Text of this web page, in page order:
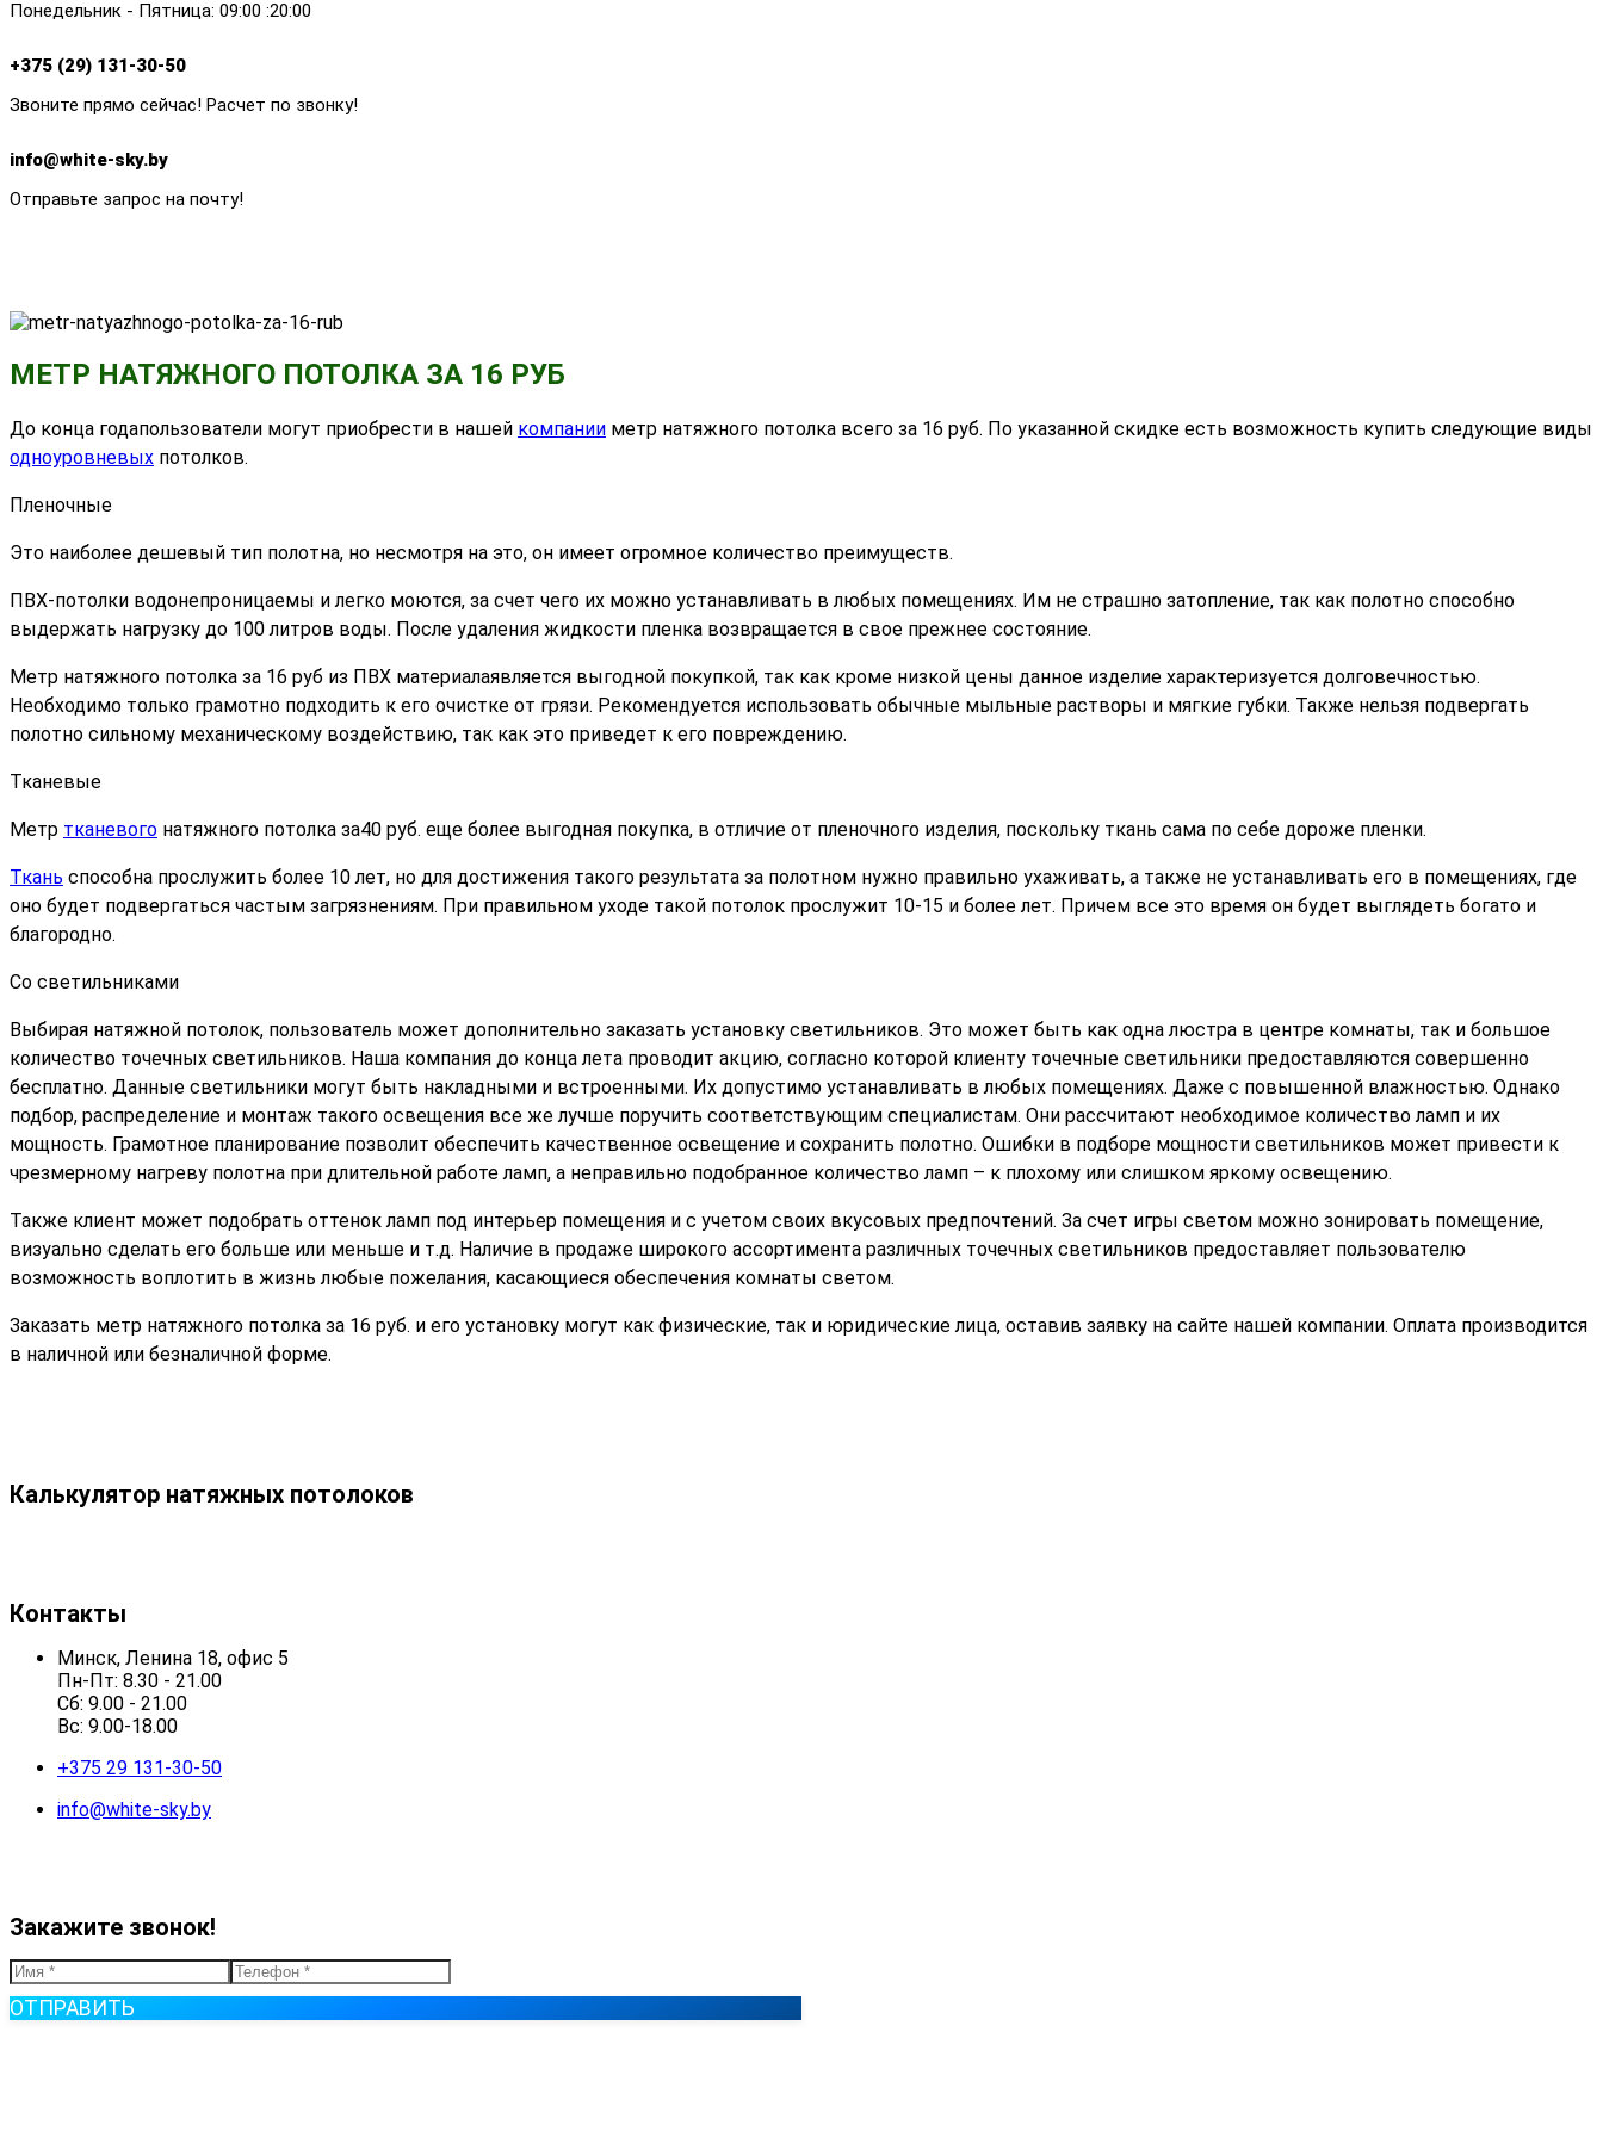
Понедельник - Пятница: 09:00 :20:00
+375 (29) 131-30-50
Звоните прямо сейчас! Расчет по звонку!
info@white-sky.by
Отправьте запрос на почту!
МЕТР НАТЯЖНОГО ПОТОЛКА ЗА 16 РУБ
До конца годапользователи могут приобрести в нашей компании метр натяжного потолка всего за 16 руб. По указанной скидке есть возможность купить следующие виды
одноуровневых потолков.
Пленочные
Это наиболее дешевый тип полотна, но несмотря на это, он имеет огромное количество преимуществ.
ПВХ-потолки водонепроницаемы и легко моются, за счет чего их можно устанавливать в любых помещениях. Им не страшно затопление, так как полотно способно
выдержать нагрузку до 100 литров воды. После удаления жидкости пленка возвращается в свое прежнее состояние.
Метр натяжного потолка за 16 руб из ПВХ материалаявляется выгодной покупкой, так как кроме низкой цены данное изделие характеризуется долговечностью.
Необходимо только грамотно подходить к его очистке от грязи. Рекомендуется использовать обычные мыльные растворы и мягкие губки. Также нельзя подвергать
полотно сильному механическому воздействию, так как это приведет к его повреждению.
Тканевые
Метр тканевого натяжного потолка за40 руб. еще более выгодная покупка, в отличие от пленочного изделия, поскольку ткань сама по себе дороже пленки.
Ткань способна прослужить более 10 лет, но для достижения такого результата за полотном нужно правильно ухаживать, а также не устанавливать его в помещениях, где
оно будет подвергаться частым загрязнениям. При правильном уходе такой потолок прослужит 10-15 и более лет. Причем все это время он будет выглядеть богато и
благородно.
Со светильниками
Выбирая натяжной потолок, пользователь может дополнительно заказать установку светильников. Это может быть как одна люстра в центре комнаты, так и большое
количество точечных светильников. Наша компания до конца лета проводит акцию, согласно которой клиенту точечные светильники предоставляются совершенно
бесплатно. Данные светильники могут быть накладными и встроенными. Их допустимо устанавливать в любых помещениях. Даже с повышенной влажностью. Однако
подбор, распределение и монтаж такого освещения все же лучше поручить соответствующим специалистам. Они рассчитают необходимое количество ламп и их
мощность. Грамотное планирование позволит обеспечить качественное освещение и сохранить полотно. Ошибки в подборе мощности светильников может привести к
чрезмерному нагреву полотна при длительной работе ламп, а неправильно подобранное количество ламп – к плохому или слишком яркому освещению.
Также клиент может подобрать оттенок ламп под интерьер помещения и с учетом своих вкусовых предпочтений. За счет игры светом можно зонировать помещение,
визуально сделать его больше или меньше и т.д. Наличие в продаже широкого ассортимента различных точечных светильников предоставляет пользователю
возможность воплотить в жизнь любые пожелания, касающиеся обеспечения комнаты светом.
Заказать метр натяжного потолка за 16 руб. и его установку могут как физические, так и юридические лица, оставив заявку на сайте нашей компании. Оплата производится
в наличной или безналичной форме.
Калькулятор натяжных потолоков
Контакты
Минск, Ленина 18, офис 5
Пн-Пт: 8.30 - 21.00
Сб: 9.00 - 21.00
Вс: 9.00-18.00
+375 29 131-30-50
info@white-sky.by
Закажите звонок!
ОТПРАВИТЬ